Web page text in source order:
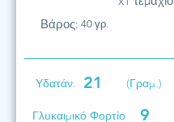
Βάρος: 40 γρ.
Υδατάν. 21 (Γραμ.)
Γλυκαιμικό Φορτίο 9